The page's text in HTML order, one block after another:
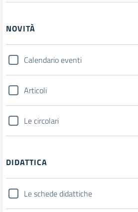
NOVITÀ
Calendario eventi
Articoli
Le circolari
DIDATTICA
Le schede didattiche